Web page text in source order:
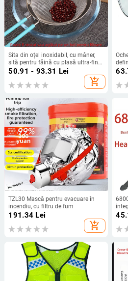
Sita din oțel inoxidabil, cu mâner,
sită pentru făină cu plasă ultra-fină
pentru cernerea făinii, zahărului și
50.91 - 93.31 Lei
add_shopping_cart
TZL30 Mască pentru evacuare în
incendiu, cu filtru de fum
191.34 Lei
add_shopping_cart
de